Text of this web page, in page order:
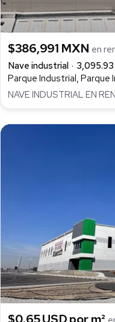
$386,991 MXN en
Nave industrial
3,095.93
Parque Industrial, Parque
NAVE INDUSTRIAL EN